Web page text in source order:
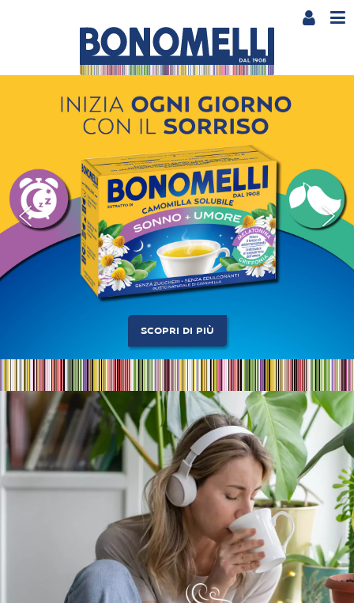
SCOPRI I NUOVI